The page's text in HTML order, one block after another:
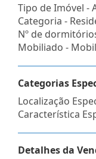
Tipo de Imóvel -
Categoria -
Nº de
Mobiliado -
Categorias
Localização
Característica
Detalhes da